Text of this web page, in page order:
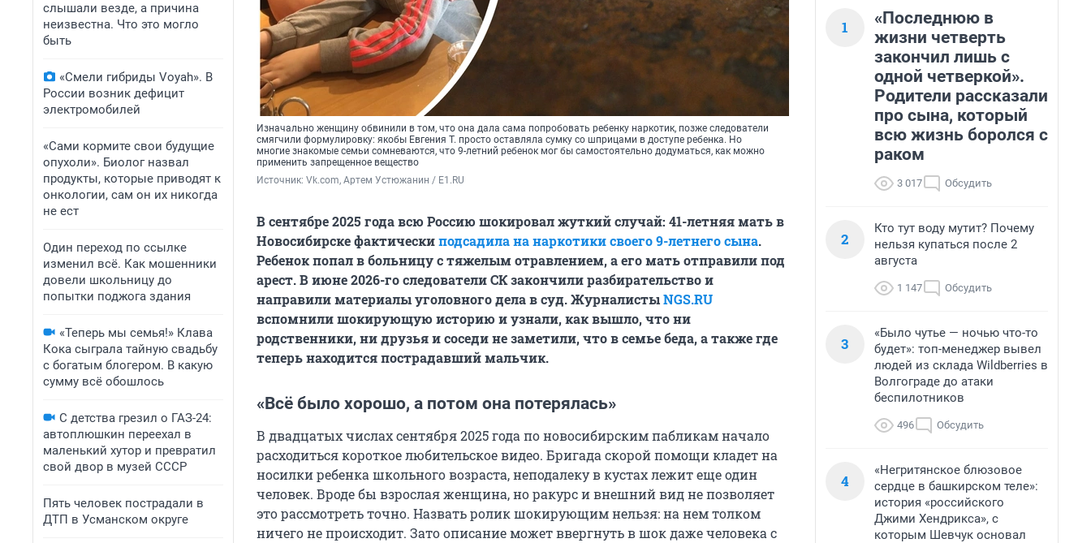
слышали везде, а причина
неизвестна. Что это могло
быть
«Смели гибриды Voyah». В
России возник дефицит
электромобилей
«Сами кормите свои будущие
опухоли». Биолог назвал
продукты, которые приводят к
онкологии, сам он их никогда
не ест
Один переход по ссылке
изменил всё. Как мошенники
довели школьницу до
попытки поджога здания
«Теперь мы семья!» Клава
Кока сыграла тайную свадьбу
с богатым блогером. В какую
сумму всё обошлось
С детства грезил о ГАЗ-24:
автоплюшкин переехал в
маленький хутор и превратил
свой двор в музей СССР
Пять человек пострадали в
ДТП в Усманском округе
Изначально женщину обвинили в том, что она дала сама попробовать ребенку наркотик, позже следователи
смягчили формулировку: якобы Евгения Т. просто оставляла сумку со шприцами в доступе ребенка. Но
многие знакомые семьи сомневаются, что 9-летний ребенок мог бы самостоятельно додуматься, как можно
применить запрещенное вещество
Источник: Vk.com, Артем Устюжанин / E1.RU
В сентябре 2025 года всю Россию шокировал жуткий случай: 41-летняя мать в
Новосибирске фактическиподсадила на наркотики своего 9-летнего сына.
Ребенок попал в больницу с тяжелым отравлением, а его мать отправили под
арест. В июне2026-госледователи СК закончили разбирательство и
направили материалы уголовного дела в суд. ЖурналистыNGS.RU
вспомнили шокирующую историю и узнали, как вышло, что ни
родственники, ни друзья и соседи не заметили, что в семье беда, а также где
теперь находится пострадавший мальчик.
«Всё было хорошо, а потом она потерялась»
В двадцатых числах сентября 2025 года по новосибирским пабликам начало
расходиться короткое любительское видео. Бригада скорой помощи кладет на
носилки ребенка школьного возраста, неподалеку в кустах лежит еще один
человек. Вроде бы взрослая женщина, но ракурс и внешний вид не позволяет
это рассмотреть точно. Назвать ролик шокирующим нельзя: на нем толком
ничего не происходит. Зато описание может ввергнуть в шок даже человека с
1
«Последнюю в
жизни четверть
закончил лишь с
одной четверкой».
Родители рассказали
про сына, который
всю жизнь боролся с
раком
3 017 Обсудить
2
Кто тут воду мутит? Почему
нельзя купаться после 2
августа
1 147 Обсудить
3
«Было чутье — ночью что-то
будет»: топ-менеджер вывел
людей из склада Wildberries в
Волгограде до атаки
беспилотников
496 Обсудить
4
«Негритянское блюзовое
сердце в башкирском теле»:
история «российского
Джими Хендрикса», с
которым Шевчук основал